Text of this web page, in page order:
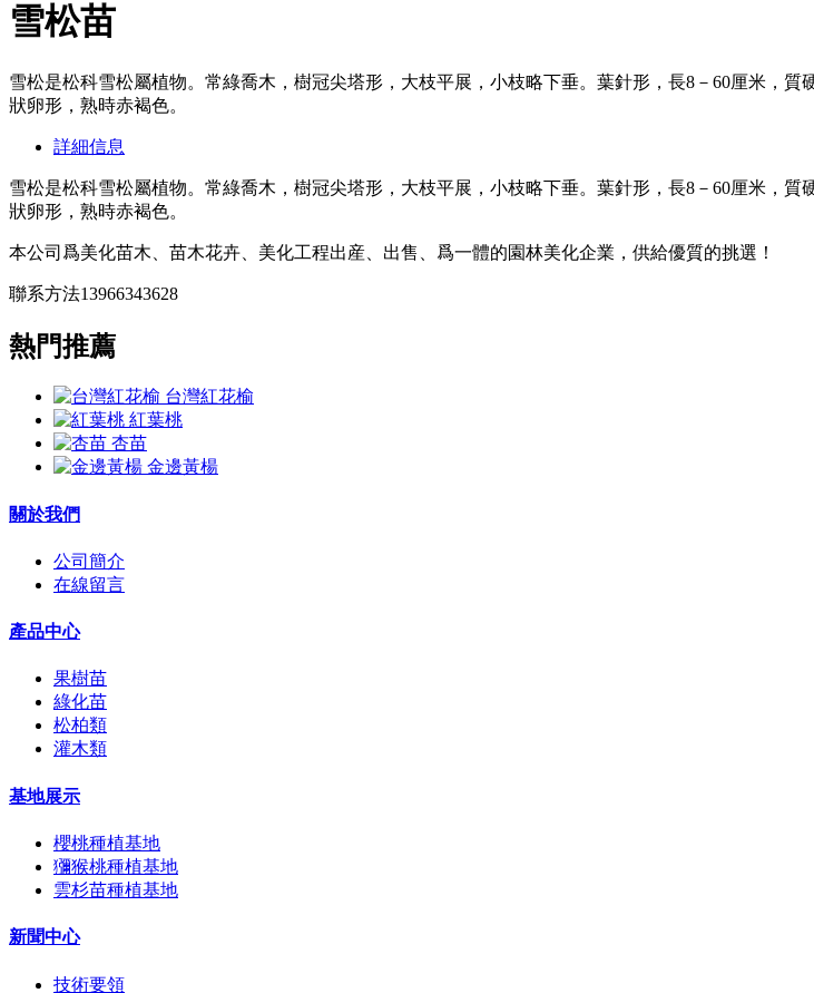
雪松苗
雪松是松科雪松屬植物。常綠喬木，樹冠尖塔形，大枝平展，小枝略下垂。葉針形，長8－60厘米，
狀卵形，熟時赤褐色。
詳細信息
雪松是松科雪松屬植物。常綠喬木，樹冠尖塔形，大枝平展，小枝略下垂。葉針形，長8－60厘米，
狀卵形，熟時赤褐色。
本公司爲美化苗木、苗木花卉、美化工程出産、出售、爲一體的園林美化企業，供給優質的挑選！
聯系方法13966343628
熱門推薦
台灣紅花榆
紅葉桃
杏苗
金邊黃楊
關於我們
公司簡介
在線留言
產品中心
果樹苗
綠化苗
松柏類
灌木類
基地展示
櫻桃種植基地
獼猴桃種植基地
雲杉苗種植基地
新聞中心
技術要領